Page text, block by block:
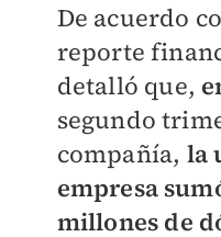
De acuerdo
reporte
detalló que,
segundo
compañía, la
empresa
millones de